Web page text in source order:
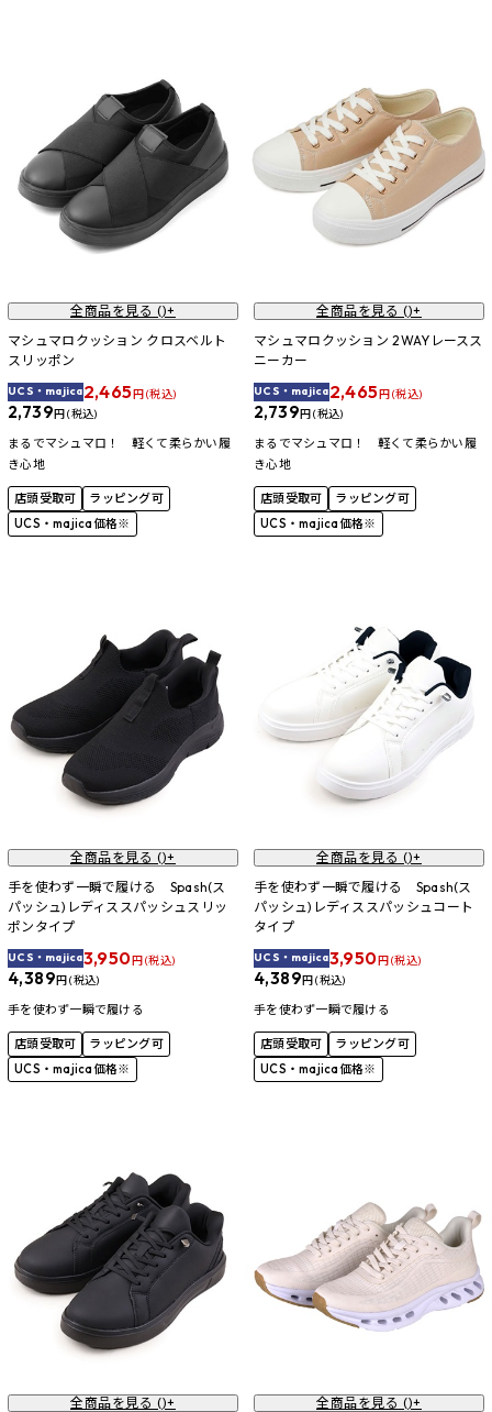
全商品を見る ()+
マシュマロクッション クロスベルト
スリッポン
UCS・majica2,465円 (税込)
2,739円 (税込)
まるでマシュマロ！ 軽くて柔らかい履
き心地
店頭受取可
ラッピング可
UCS・majica価格※
全商品を見る ()+
マシュマロクッション 2WAYレースス
ニーカー
UCS・majica2,465円 (税込)
2,739円 (税込)
まるでマシュマロ！ 軽くて柔らかい履
き心地
店頭受取可
ラッピング可
UCS・majica価格※
全商品を見る ()+
手を使わず一瞬で履ける Spash(ス
パッシュ)レディススパッシュスリッ
ポンタイプ
UCS・majica3,950円 (税込)
4,389円 (税込)
手を使わず一瞬で履ける
店頭受取可
ラッピング可
UCS・majica価格※
全商品を見る ()+
手を使わず一瞬で履ける Spash(ス
パッシュ)レディススパッシュコート
タイプ
UCS・majica3,950円 (税込)
4,389円 (税込)
手を使わず一瞬で履ける
店頭受取可
ラッピング可
UCS・majica価格※
全商品を見る ()+ 全商品を見る ()+